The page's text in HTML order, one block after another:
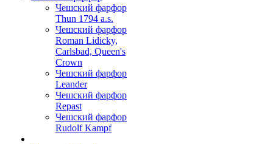
Чешский фарфор
Thun 1794 a.s.
Чешский фарфор
Roman Lidicky,
Carlsbad, Queen's
Crown
Чешский фарфор
Leander
Чешский фарфор
Repast
Чешский фарфор
Rudolf Kampf